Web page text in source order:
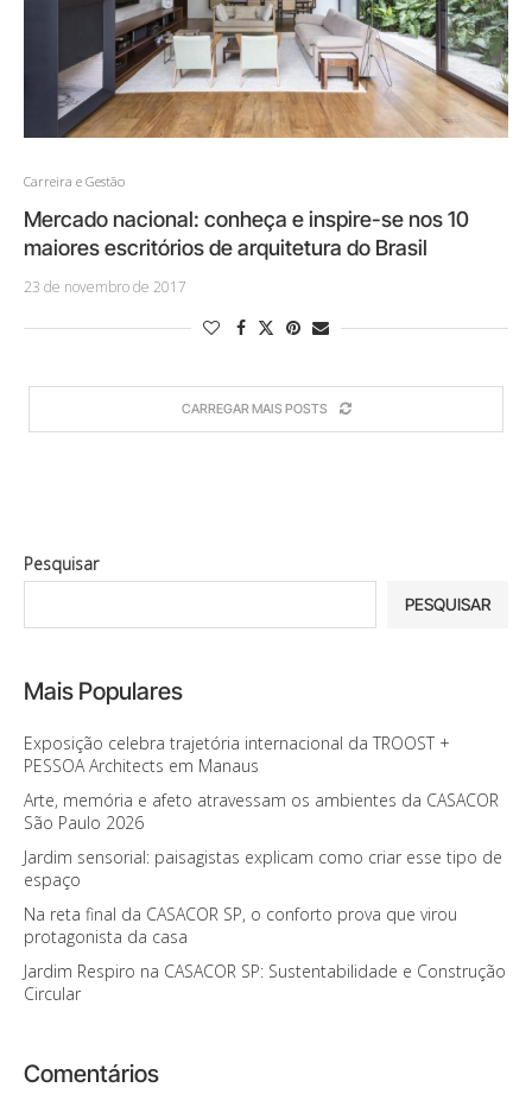
Carreira e Gestão
Mercado nacional: conheça e inspire-se nos 10
maiores escritórios de arquitetura do Brasil
23 de novembro de 2017
CARREGAR MAIS POSTS
Pesquisar
PESQUISAR
Mais Populares
Exposição celebra trajetória internacional da TROOST +
PESSOA Architects em Manaus
Arte, memória e afeto atravessam os ambientes da CASACOR
São Paulo 2026
Jardim sensorial: paisagistas explicam como criar esse tipo de
espaço
Na reta final da CASACOR SP, o conforto prova que virou
protagonista da casa
Jardim Respiro na CASACOR SP: Sustentabilidade e Construção
Circular
Comentários